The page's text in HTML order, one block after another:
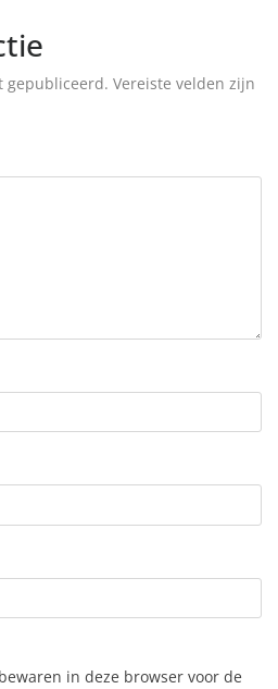
gepubliceerd. Vereiste velden zijn
in deze browser voor de